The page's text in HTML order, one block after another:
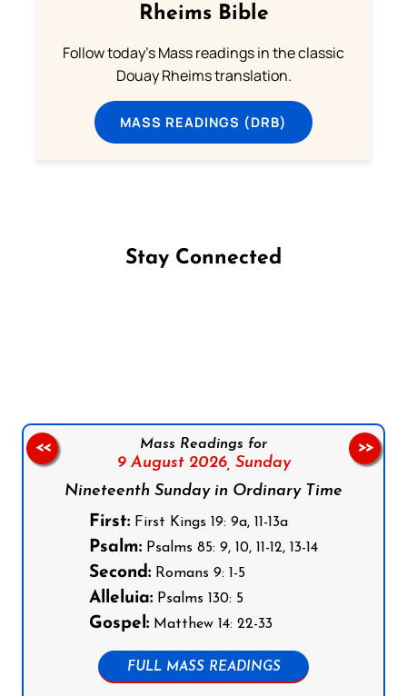
Rheims Bible
Follow today's Mass readings in the classic
Douay Rheims translation.
MASS READINGS (DRB)
Stay Connected
Mass Readings for
9 August 2026, Sunday
Nineteenth Sunday in Ordinary Time
First: First Kings 19: 9a, 11-13a
Psalm: Psalms 85: 9, 10, 11-12, 13-14
Second: Romans 9: 1-5
Alleluia: Psalms 130: 5
Gospel: Matthew 14: 22-33
FULL MASS READINGS
<< >>